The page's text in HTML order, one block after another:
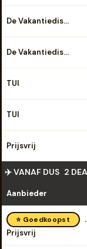
De Vakantiediscounter
De Vakantiediscounter
TUI
TUI
Prijsvrij
✈️ VANAF DUS 2
Aanbieder
⭐ Goedkoopst
Prijsvrij